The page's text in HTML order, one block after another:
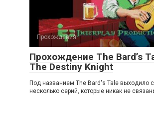
Прохождения
Прохождение The Bard’s
The Destiny Knight
Под названием The Bard's Tale выходило
несколько серий, которые никак не